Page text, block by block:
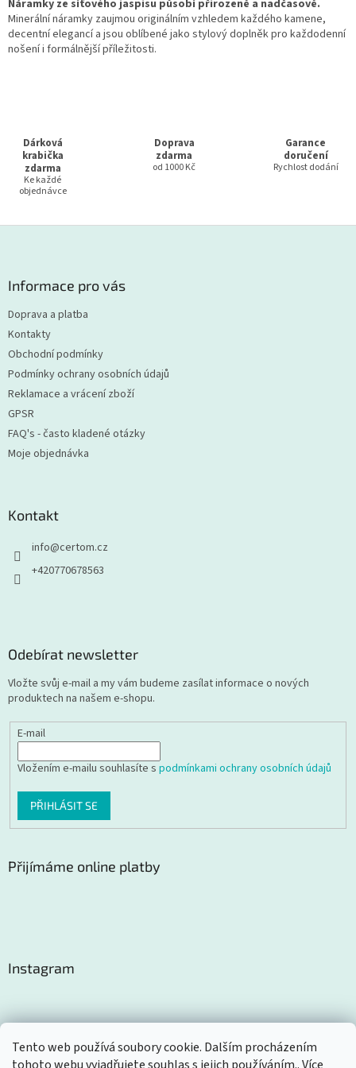
Tento web používá soubory cookie. Dalším procházením
á
d
k
y
v
s
Náramky ze síťového jaspisu působí přirozeně a nadčasově.
Minerální náramky zaujmou originálním vzhledem každého kamene,
decentní elegancí a jsou oblíbené jako stylový doplněk pro každodenní
nošení i formálnější příležitosti.
Dárková
krabička
zdarma
Ke každé
objednávce
Doprava
zdarma
od 1000 Kč
Garance
doručení
Rychlost dodání
Informace pro vás
Doprava a platba
Kontakty
Obchodní podmínky
Podmínky ochrany osobních údajů
Reklamace a vrácení zboží
GPSR
FAQ's - často kladené otázky
Moje objednávka
Kontakt
info@certom.cz
+420770678563
Odebírat newsletter
Vložte svůj e-mail a my vám budeme zasílat informace o nových
produktech na našem e-shopu.
E-mail
Vložením e-mailu souhlasíte s podmínkami ochrany osobních údajů
PŘIHLÁSIT SE
Přijímáme online platby
Instagram